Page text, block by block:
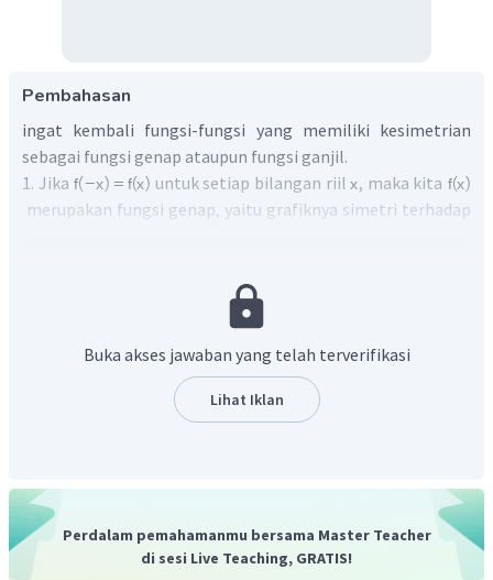
Pembahasan
ingat kembali fungsi-fungsi yang memiliki kesimetrian
sebagai fungsi genap ataupun fungsi ganjil.
1. Jika
untuk setiap bilangan riil , maka kita
merupakan fungsi genap, yaitu grafiknya simetri terhadap
merupakan fungsi ganjil, yaitu grafiknya simetri
, berlaku
sebagai berikut :
Buka akses jawaban yang telah terverifikasi
Lihat Iklan
Perdalam pemahamanmu bersama Master Teacher
di sesi Live Teaching, GRATIS!